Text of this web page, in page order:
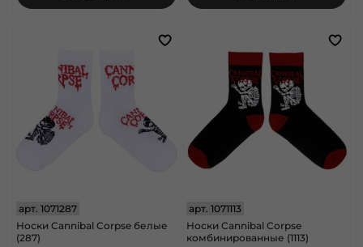
арт. 1071287
Носки Cannibal Corpse белые
(287)
арт.1071113
Носки Cannibal Corpse
комбинированные (1113)